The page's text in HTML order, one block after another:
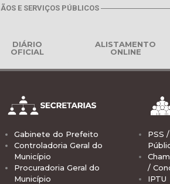
E SERVIÇOS PÚBLICOS
DIÁRIO
OFICIAL
ALISTAMENTO
ONLINE
Gabinete do Prefeito
Controladoria Geral do
Município
Procuradoria Geral do
Município
PSS
/
IPTU